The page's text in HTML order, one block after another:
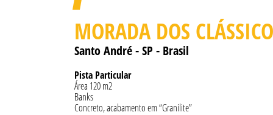
MORADA DOS
Santo André - SP - Brasil
Pista Particular
Área 120 m2
Banks
Concreto, acabamento em “Granilite”